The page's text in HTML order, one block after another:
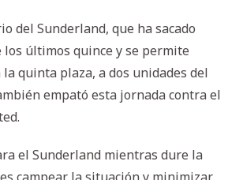
del Sunderland, que ha sacado
los últimos quince y se permite
la quinta plaza, a dos unidades del
empató esta jornada contra el
el Sunderland mientras dure la